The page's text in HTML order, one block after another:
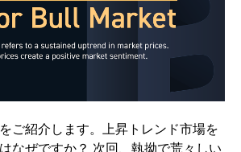
ご紹介します。上昇トレンド市場を
なぜですか？ 次回、執拗で荒々しい